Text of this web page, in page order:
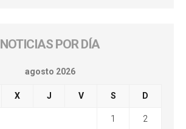
NOTICIAS POR DÍA
agosto 2026
X J V S D
1 2